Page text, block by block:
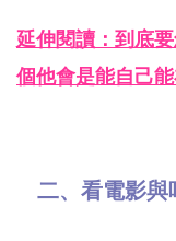
延伸閱讀：到底
個他會是能自己
二、看電影與